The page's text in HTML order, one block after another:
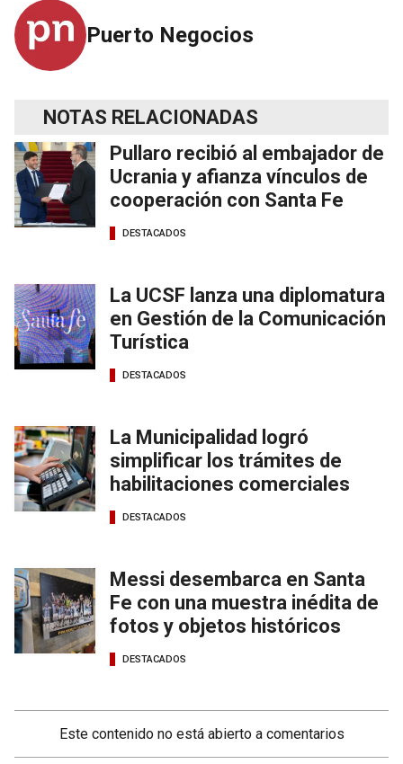
Puerto Negocios
NOTAS RELACIONADAS
Pullaro recibió al embajador de
Ucrania y afianza vínculos de
cooperación con Santa Fe
DESTACADOS
La UCSF lanza una diplomatura
en Gestión de la Comunicación
Turística
DESTACADOS
La Municipalidad logró
simplificar los trámites de
habilitaciones comerciales
DESTACADOS
Messi desembarca en Santa
Fe con una muestra inédita de
fotos y objetos históricos
DESTACADOS
Este contenido no está abierto a comentarios